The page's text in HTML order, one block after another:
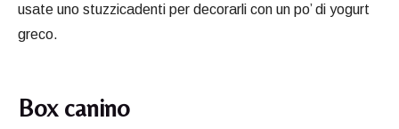
usate uno stuzzicadenti per decorarli con un po’ di yogurt
greco.
Box canino